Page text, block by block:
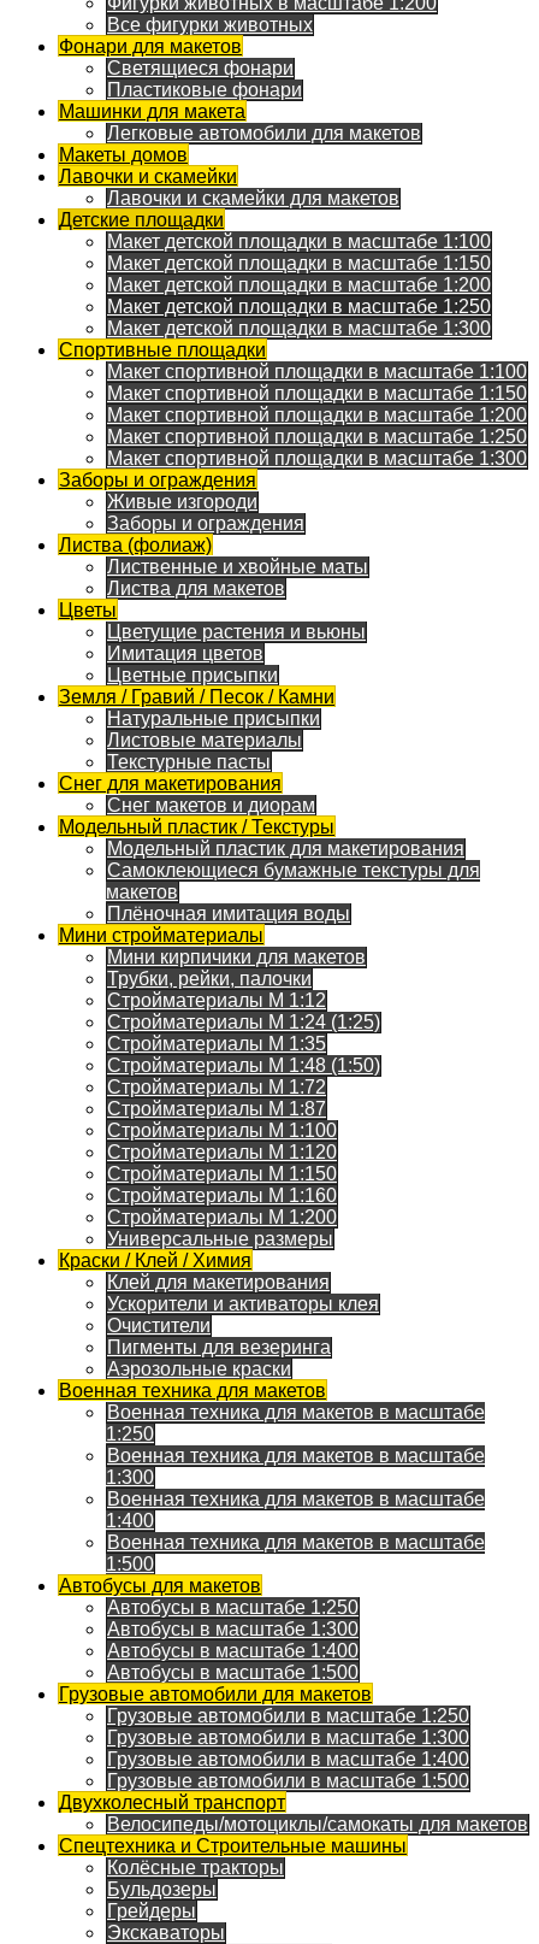
Все фигурки животных
Фонари для макетов
Светящиеся фонари
Пластиковые фонари
Машинки для макета
Легковые автомобили для макетов
Макеты домов
Лавочки и скамейки
Лавочки и скамейки для макетов
Детские площадки
Макет детской площадки в масштабе 1:100
Макет детской площадки в масштабе 1:150
Макет детской площадки в масштабе 1:200
Макет детской площадки в масштабе 1:250
Макет детской площадки в масштабе 1:300
Спортивные площадки
Макет спортивной площадки в масштабе 1:100
Макет спортивной площадки в масштабе 1:150
Макет спортивной площадки в масштабе 1:200
Макет спортивной площадки в масштабе 1:250
Макет спортивной площадки в масштабе 1:300
Заборы и ограждения
Живые изгороди
Заборы и ограждения
Листва (фолиаж)
Лиственные и хвойные маты
Листва для макетов
Цветы
Цветущие растения и вьюны
Имитация цветов
Цветные присыпки
Земля / Гравий / Песок / Камни
Натуральные присыпки
Листовые материалы
Текстурные пасты
Снег для макетирования
Снег макетов и диорам
Модельный пластик / Текстуры
Модельный пластик для макетирования
Самоклеющиеся бумажные текстуры для
макетов
Плёночная имитация воды
Мини стройматериалы
Мини кирпичики для макетов
Трубки, рейки, палочки
Стройматериалы M 1:12
Стройматериалы M 1:24 (1:25)
Стройматериалы M 1:35
Стройматериалы M 1:48 (1:50)
Стройматериалы M 1:72
Стройматериалы M 1:87
Стройматериалы M 1:100
Стройматериалы M 1:120
Стройматериалы M 1:150
Стройматериалы M 1:160
Стройматериалы M 1:200
Универсальные размеры
Краски / Клей / Химия
Клей для макетирования
Ускорители и активаторы клея
Очистители
Пигменты для везеринга
Аэрозольные краски
Военная техника для макетов
Военная техника для макетов в масштабе
1:250
Военная техника для макетов в масштабе
1:300
Военная техника для макетов в масштабе
1:400
Военная техника для макетов в масштабе
1:500
Автобусы для макетов
Автобусы в масштабе 1:250
Автобусы в масштабе 1:300
Автобусы в масштабе 1:400
Автобусы в масштабе 1:500
Грузовые автомобили для макетов
Грузовые автомобили в масштабе 1:250
Грузовые автомобили в масштабе 1:300
Грузовые автомобили в масштабе 1:400
Грузовые автомобили в масштабе 1:500
Двухколесный транспорт
Велосипеды/мотоциклы/самокаты для макетов
Спецтехника и Строительные машины
Колёсные тракторы
Бульдозеры
Грейдеры
Экскаваторы